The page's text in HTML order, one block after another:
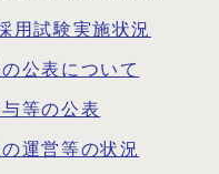
用試験実施状況
公表について
等の公表
運営等の状況